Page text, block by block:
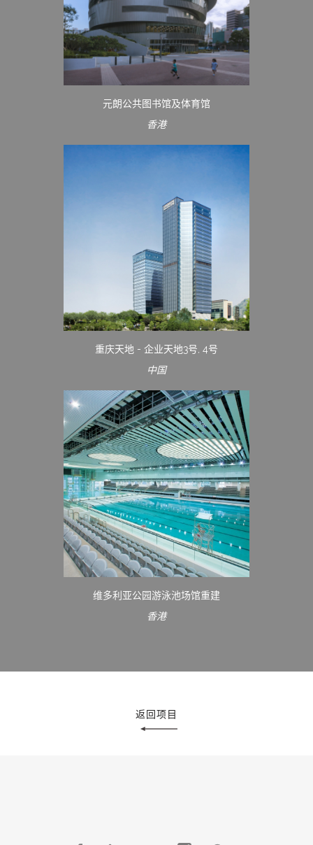
元朗公共图书馆及体育馆
香港
重庆天地 - 企业天地3号, 4号
中国
维多利亚公园游泳池场馆重建
香港
返回项目